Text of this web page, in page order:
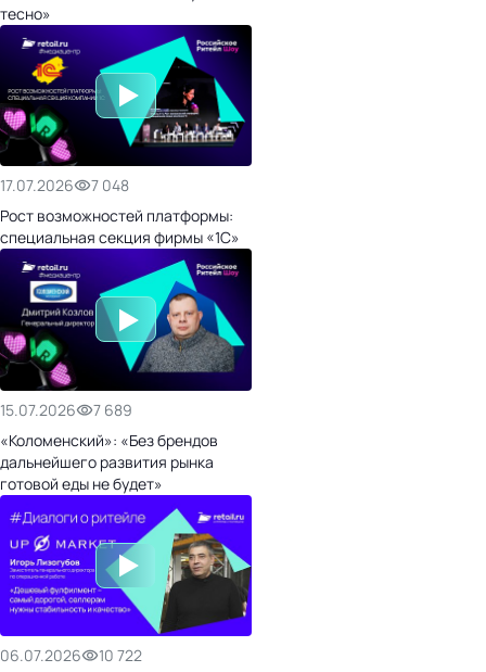
тесно»
17.07.2026
7 048
Рост возможностей платформы:
специальная секция фирмы «1С»
15.07.2026
7 689
«Коломенский»: «Без брендов
дальнейшего развития рынка
готовой еды не будет»
06.07.2026
10 722